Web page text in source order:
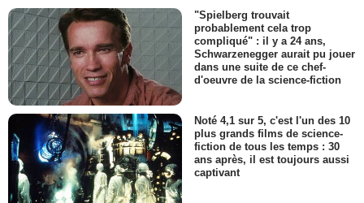
"Spielberg trouvait
probablement cela trop
compliqué" : il y a 24 ans,
Schwarzenegger aurait pu jouer
dans une suite de ce chef-
d'oeuvre de la science-fiction
Noté 4,1 sur 5, c'est l'un des 10
plus grands films de science-
fiction de tous les temps : 30
ans après, il est toujours aussi
captivant